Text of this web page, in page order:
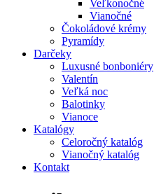
Veľkonočné
Vianočné
Čokoládové krémy
Pyramídy
Darčeky
Luxusné bonboniéry
Valentín
Veľká noc
Balotinky
Vianoce
Katalógy
Celoročný katalóg
Vianočný katalóg
Kontakt